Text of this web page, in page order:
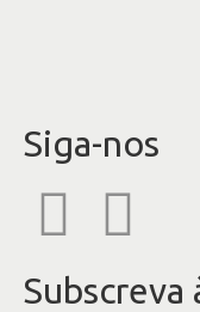
Siga-nos